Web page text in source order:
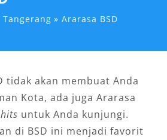
Tangerang Ararasa BSD
tidak akan membuat Anda
Kota, ada juga Ararasa
hits untuk Anda kunjungi.
di BSD ini menjadi favorit